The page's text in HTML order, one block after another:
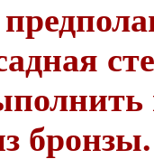
бронзы.